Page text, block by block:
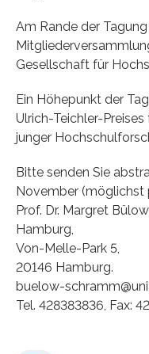
Am Rande der
Gesellschaft für
Ein Höhepunkt der
Ulrich-Teichler-
junger
Bitte senden Sie
November (möglichst
Prof. Dr. Margret
Hamburg,
Von-Melle-Park 5,
20146 Hamburg.
buelow-
Tel. 428383836, Fax: